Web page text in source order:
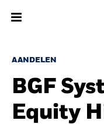
Over Ons
Producten
Thema's
AANDELEN
BGF
Equity